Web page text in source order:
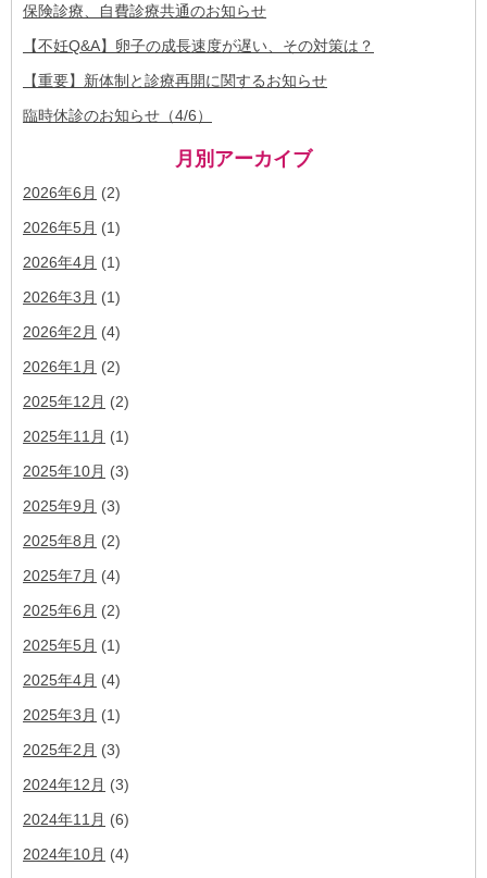
保険診療、自費診療共通のお知らせ
【不妊Q&A】卵子の成長速度が遅い、その対策は？
【重要】新体制と診療再開に関するお知らせ
臨時休診のお知らせ（4/6）
月別アーカイブ
2026年6月 (2)
2026年5月 (1)
2026年4月 (1)
2026年3月 (1)
2026年2月 (4)
2026年1月 (2)
2025年12月 (2)
2025年11月 (1)
2025年10月 (3)
2025年9月 (3)
2025年8月 (2)
2025年7月 (4)
2025年6月 (2)
2025年5月 (1)
2025年4月 (4)
2025年3月 (1)
2025年2月 (3)
2024年12月 (3)
2024年11月 (6)
2024年10月 (4)